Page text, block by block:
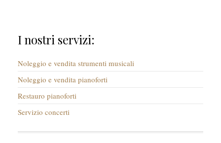
I nostri servizi:
Noleggio e vendita strumenti musicali
Noleggio e vendita pianoforti
Restauro pianoforti
Servizio concerti